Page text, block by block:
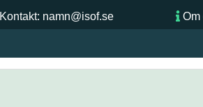
Kontakt: namn@isof.se Om